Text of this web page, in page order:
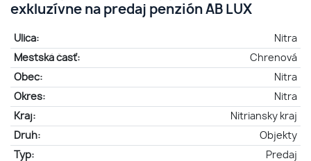
exkluzívne na predaj penzión AB LUX
Ulica:
Nitra
Mestská časť:
Chrenová
Obec:
Nitra
Okres:
Nitra
Kraj:
Nitriansky kraj
Druh:
Objekty
Typ:
Predaj